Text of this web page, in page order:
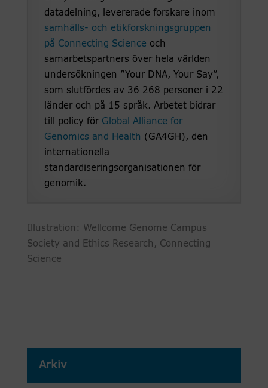
datadelning, levererade forskare inom
samhälls- och etikforskningsgruppen
på Connecting Science och
samarbetspartners över hela världen
undersökningen ”Your DNA, Your Say”,
som slutfördes av 36 268 personer i 22
länder och på 15 språk. Arbetet bidrar
till policy för Global Alliance for
Genomics and Health (GA4GH), den
internationella
standardiseringsorganisationen för
genomik.
Illustration: Wellcome Genome Campus
Society and Ethics Research, Connecting
Science
Arkiv